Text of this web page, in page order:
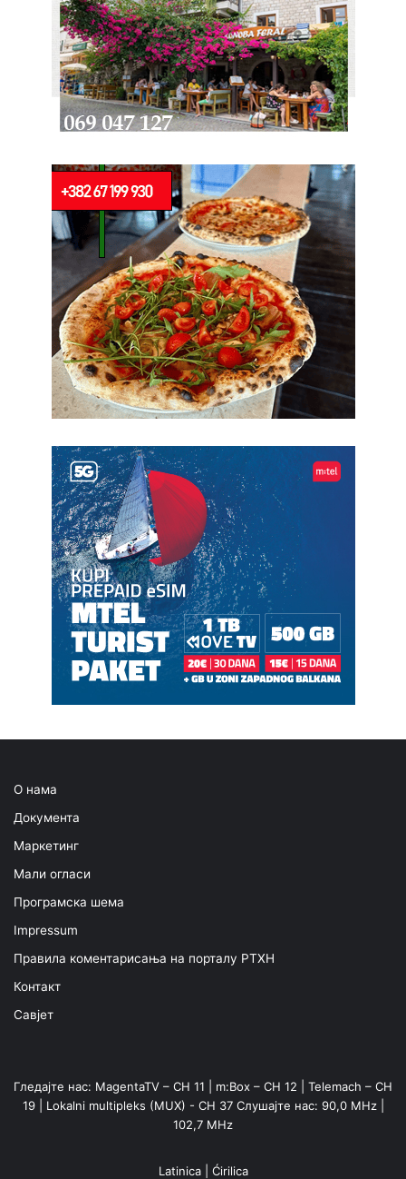
О нама
Документа
Маркетинг
Мали огласи
Програмска шема
Impressum
Правила коментарисања на порталу РТХН
Контакт
Савјет
Гледајте нас: MagentaTV – CH 11 | m:Box – CH 12 | Telemach – CH
19 | Lokalni multipleks (MUX) - CH 37 Слушајте нас: 90,0 MHz |
102,7 MHz
Latinica| Ćirilica